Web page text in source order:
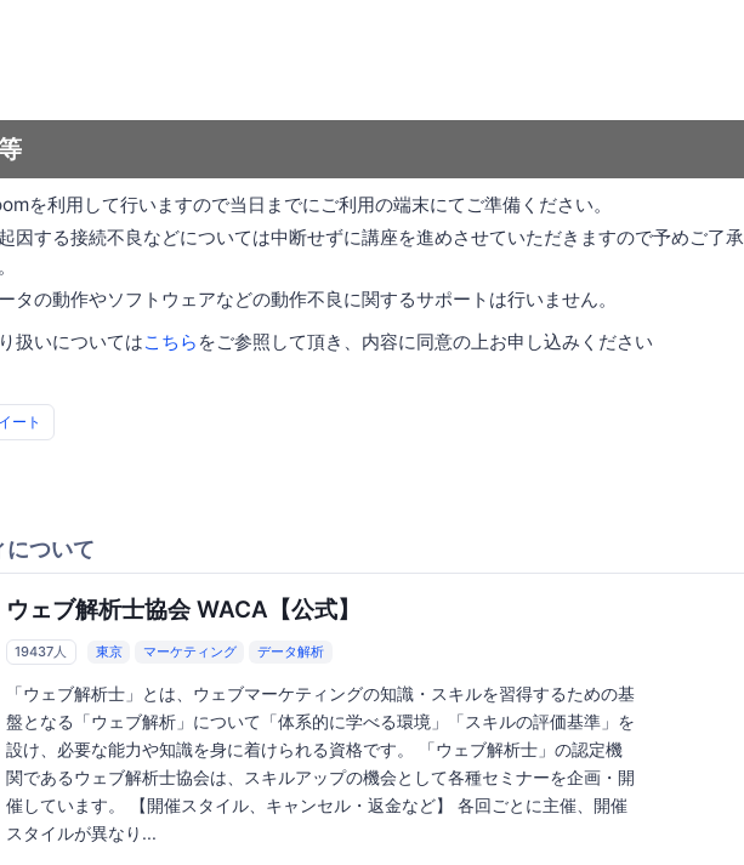
を利用して行いますので当日までにご利用の端末にてご準備ください。
因する接続不良などについては中断せずに講座を進めさせていただきますので予めご了承
タの動作やソフトウェアなどの動作不良に関するサポートは行いません。
扱いについてはこちら をご参照して頂き、内容に同意の上お申し込みください
ート
について
ウェブ解析士協会 WACA【公式】
19437人 東京 マーケティング データ解析
「ウェブ解析士」とは、ウェブマーケティングの知識・スキルを習得するための基
盤となる「ウェブ解析」について「体系的に学べる環境」「スキルの評価基準」を
設け、必要な能力や知識を身に着けられる資格です。 「ウェブ解析士」の認定機
関であるウェブ解析士協会は、スキルアップの機会として各種セミナーを企画・開
催しています。 【開催スタイル、キャンセル・返金など】 各回ごとに主催、開催
スタイルが異なり...